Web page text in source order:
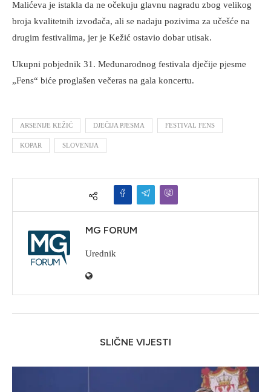
Malićeva je istakla da ne očekuju glavnu nagradu zbog velikog
broja kvalitetnih izvođača, ali se nadaju pozivima za učešće na
drugim festivalima, jer je Kežić ostavio dobar utisak.
Ukupni pobjednik 31. Međunarodnog festivala dječije pjesme
„Fens“ biće proglašen večeras na gala koncertu.
ARSENIJE KEŽIĆ DJEČIJA PJESMA FESTIVAL FENS
KOPAR SLOVENIJA
MG FORUM
Urednik
SLIČNE VIJESTI